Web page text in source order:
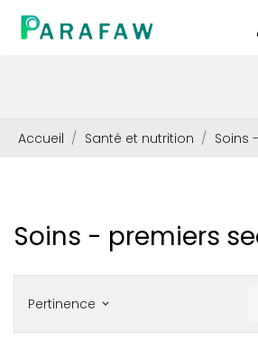
Accueil Santé et nutrition Soins
Soins - premiers
Pertinence keyboard_arrow_down